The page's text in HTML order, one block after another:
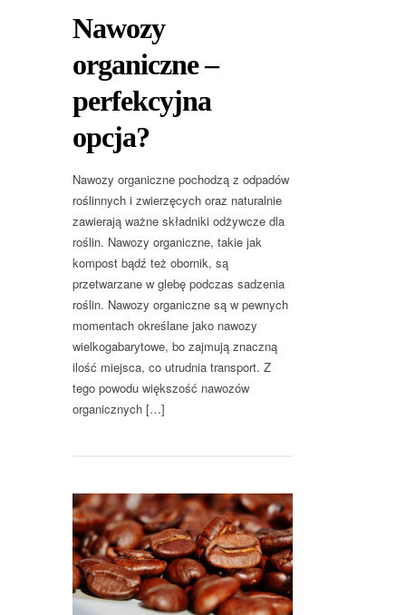
Nawozy
organiczne –
perfekcyjna
opcja?
Nawozy organiczne pochodzą z odpadów
roślinnych i zwierzęcych oraz naturalnie
zawierają ważne składniki odżywcze dla
roślin. Nawozy organiczne, takie jak
kompost bądź też obornik, są
przetwarzane w glebę podczas sadzenia
roślin. Nawozy organiczne są w pewnych
momentach określane jako nawozy
wielkogabarytowe, bo zajmują znaczną
ilość miejsca, co utrudnia transport. Z
tego powodu większość nawozów
organicznych […]